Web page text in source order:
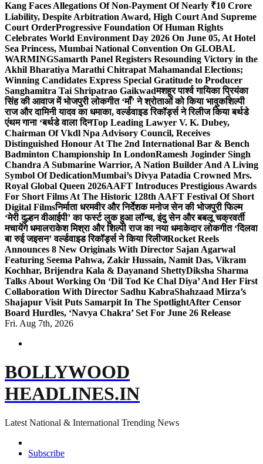
Kang Faces Allegations Of Non-Payment Of Nearly ₹10 Crore
Liability, Despite Arbitration Award, High Court And Supreme
Court OrderProgressive Foundation Of Human Rights
Celebrates World Environment Day 2026 On June 05, At Hotel
Sea Princess, Mumbai National Convention On GLOBAL
WARMINGSamarth Panel Registers Resounding Victory in the
Akhil Bharatiya Marathi Chitrapat Mahamandal Elections;
Winning Candidates Express Special Gratitude to Producer
Sanghamitra Tai Shripatrao Gaikwadमशहूर पार्श्व गायिका प्रियंका
सिंह की आवाज में भोजपुरी लोकगीत ‘माँ’ ने श्रोताओं को किया भावुकशिल्पी
राज और दामिनी यादव का धमाका, वर्ल्डवाइड रिकॉर्ड्स ने रिलीज किया बर्थडे
एंथम गाना ‘बर्थडे वाला दिनTop Leading Lawyer V. K. Dubey,
Chairman Of Vkdl Npa Advisory Council, Receives
Distinguished Honour At The 2nd International Bar & Bench
Badminton Championship In LondonRamesh Joginder Singh
Chandra A Submarine Warrior, A Nation Builder And A Living
Symbol Of DedicationMumbai’s Divya Patadia Crowned Mrs.
Royal Global Queen 2026AAFT Introduces Prestigious Awards
For Short Films At The Historic 128th AAFT Festival Of Short
Digital Filmsनिर्माता धरमवीर और निर्देशक मनोज सेन की भोजपुरी फिल्म
‘मेरी दुल्हन वीआईपी’ का फर्स्ट लुक हुआ लॉन्च, इंदु सेन और बबलू चक्रवर्ती
मचायेंगे धमालराकेश मिश्रा और शिल्पी राज का नया धमाकेदार लोकगीत ‘दिलवा
बा रुई जइसन’ वर्ल्डवाइड रिकॉर्ड्स ने किया रिलीजRocket Reels
Announces 8 New Originals With Director Sajan Agarwal
Featuring Seema Pahwa, Zakir Hussain, Namit Das, Vikram
Kochhar, Brijendra Kala & Dayanand ShettyDiksha Sharma
Talks About Working On ‘Dil Tod Ke Chal Diya’ And Her First
Collaboration With Director Sadhu KabraShahzaad Mirza’s
Shajapur Visit Puts Samarpit In The SpotlightAfter Censor
Board Hurdles, ‘Navya Chakra’ Set For June 26 Release
Fri. Aug 7th, 2026
BOLLYWOOD
HEADLINES.IN
Latest National & International Trending News
Subscribe